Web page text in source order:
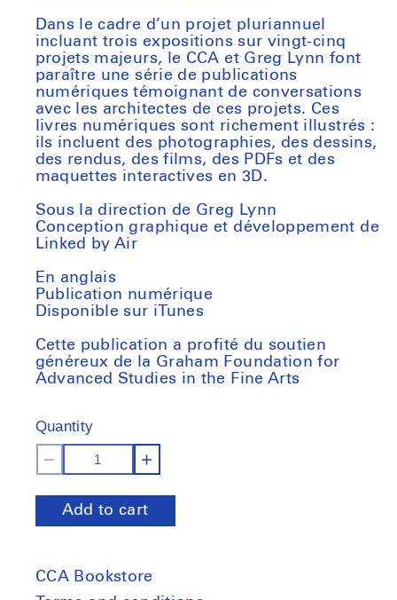
Dans le cadre d’un projet pluriannuel
incluant trois expositions sur vingt-cinq
projets majeurs, le CCA et Greg Lynn font
paraître une série de publications
numériques témoignant de conversations
avec les architectes de ces projets. Ces
livres numériques sont richement illustrés :
ils incluent des photographies, des dessins,
des rendus, des films, des PDFs et des
maquettes interactives en 3D.
Sous la direction de Greg Lynn
Conception graphique et développement de
Linked by Air
En anglais
Publication numérique
Disponible sur iTunes
Cette publication a profité du soutien
généreux de la Graham Foundation for
Advanced Studies in the Fine Arts
Quantity
Decrease
quantity
for
-
Increase
quantity
for
-
Add to cart
CCA Bookstore